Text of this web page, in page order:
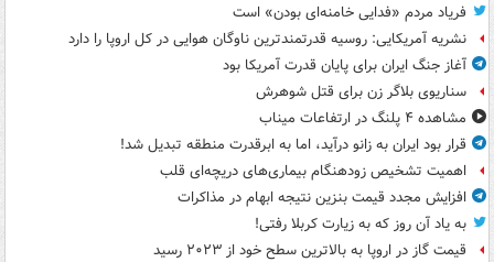
فریاد مردم «فدایی خامنه‌ای بودن» است
نشریه آمریکایی: روسیه قدرتمندترین ناوگان هوایی در کل اروپا را دارد
آغاز جنگ ایران برای پایان قدرت آمریکا بود
سناریوی بلاگر زن برای قتل شوهرش
مشاهده ۴ پلنگ در ارتفاعات میناب
قرار بود ایران به زانو درآید، اما به ابرقدرت منطقه تبدیل شد!
اهمیت تشخیص زودهنگام بیماری‌های دریچه‌ای قلب
افزایش مجدد قیمت بنزین نتیجه ابهام در مذاکرات
به یاد آن روز که به زیارت کربلا رفتی!
قیمت گاز در اروپا به بالاترین سطح خود از ۲۰۲۳ رسید